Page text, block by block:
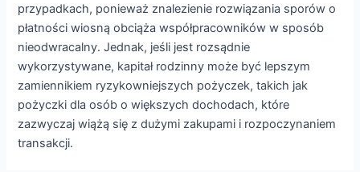
przypadkach, ponieważ znalezienie rozwiązania sporów o
płatności wiosną obciąża współpracowników w sposób
nieodwracalny. Jednak, jeśli jest rozsądnie
wykorzystywane, kapitał rodzinny może być lepszym
zamiennikiem ryzykowniejszych pożyczek, takich jak
pożyczki dla osób o większych dochodach, które
zazwyczaj wiążą się z dużymi zakupami i rozpoczynaniem
transakcji.